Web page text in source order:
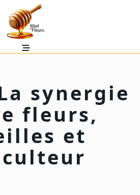
Skip
to
content
synergie
fleurs,
et